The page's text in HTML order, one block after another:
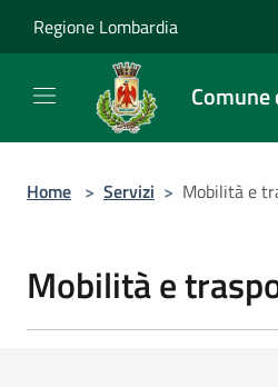
Regione Lombardia
Home > Servizi > Mobilità e
Mobilità e